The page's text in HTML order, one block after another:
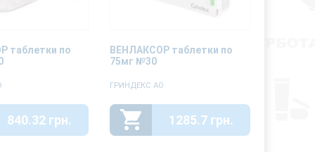
таблетки по
840.32 грн.
ВЕНЛАКСОР таблетки по
75мг №30
ГРИНДЕКС АО
1285.7 грн.